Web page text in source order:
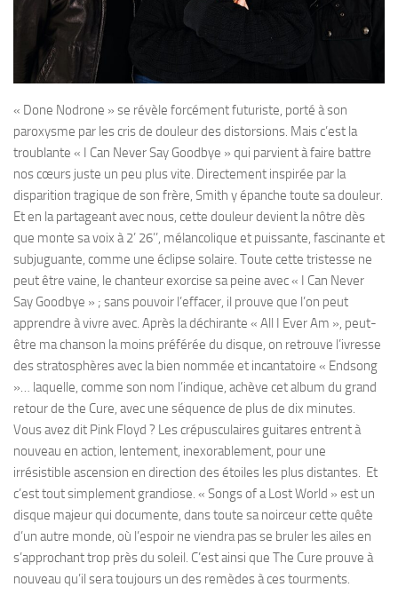
« Done Nodrone » se révèle forcément futuriste, porté à son
paroxysme par les cris de douleur des distorsions. Mais c’est la
troublante « I Can Never Say Goodbye » qui parvient à faire battre
nos cœurs juste un peu plus vite. Directement inspirée par la
disparition tragique de son frère, Smith y épanche toute sa douleur.
Et en la partageant avec nous, cette douleur devient la nôtre dès
que monte sa voix à 2’ 26’’, mélancolique et puissante, fascinante et
subjuguante, comme une éclipse solaire. Toute cette tristesse ne
peut être vaine, le chanteur exorcise sa peine avec « I Can Never
Say Goodbye » ; sans pouvoir l’effacer, il prouve que l’on peut
apprendre à vivre avec. Après la déchirante « All I Ever Am », peut-
être ma chanson la moins préférée du disque, on retrouve l’ivresse
des stratosphères avec la bien nommée et incantatoire « Endsong
»… laquelle, comme son nom l’indique, achève cet album du grand
retour de the Cure, avec une séquence de plus de dix minutes.
Vous avez dit Pink Floyd ? Les crépusculaires guitares entrent à
nouveau en action, lentement, inexorablement, pour une
irrésistible ascension en direction des étoiles les plus distantes. Et
c’est tout simplement grandiose. « Songs of a Lost World » est un
disque majeur qui documente, dans toute sa noirceur cette quête
d’un autre monde, où l’espoir ne viendra pas se bruler les ailes en
s’approchant trop près du soleil. C’est ainsi que The Cure prouve à
nouveau qu’il sera toujours un des remèdes à ces tourments.